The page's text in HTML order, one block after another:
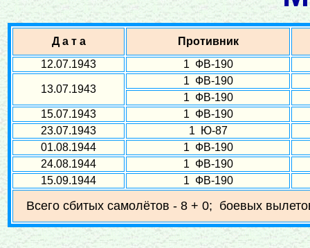
Д а т а
Противник
12.07.1943
1 ФВ-190
13.07.1943
1 ФВ-190
1 ФВ-190
15.07.1943
1 ФВ-190
23.07.1943
1 Ю-87
01.08.1944
1 ФВ-190
24.08.1944
1 ФВ-190
15.09.1944
1 ФВ-190
Всего сбитых самолётов - 8 + 0; боевых